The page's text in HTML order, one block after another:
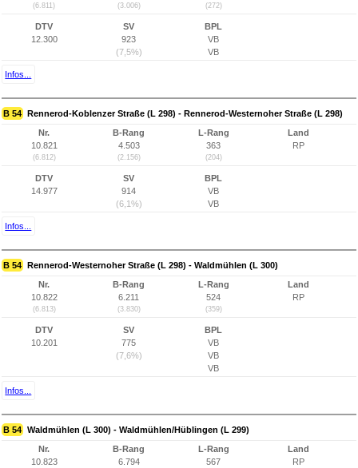
(6.811) (3.006) (272)
DTV
12.300
SV
923
(7,5%)
BPL
VB
VB
Infos...
B 54 Rennerod-Koblenzer Straße (L 298) - Rennerod-Westernoher Straße (L 298)
Nr.
10.821
(6.812)
B-Rang
4.503
(2.156)
L-Rang
363
(204)
Land
RP
DTV
14.977
SV
914
(6,1%)
BPL
VB
VB
Infos...
B 54 Rennerod-Westernoher Straße (L 298) - Waldmühlen (L 300)
Nr.
10.822
(6.813)
B-Rang
6.211
(3.830)
L-Rang
524
(359)
Land
RP
DTV
10.201
SV
775
(7,6%)
BPL
VB
VB
VB
Infos...
B 54 Waldmühlen (L 300) - Waldmühlen/Hüblingen (L 299)
Nr.
10.823
B-Rang
6.794
L-Rang
567
Land
RP